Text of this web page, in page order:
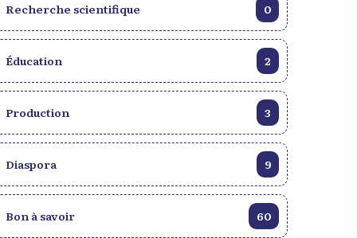
Recherche scientifique 0
Éducation 2
Production 3
Diaspora 9
Bon à savoir 60